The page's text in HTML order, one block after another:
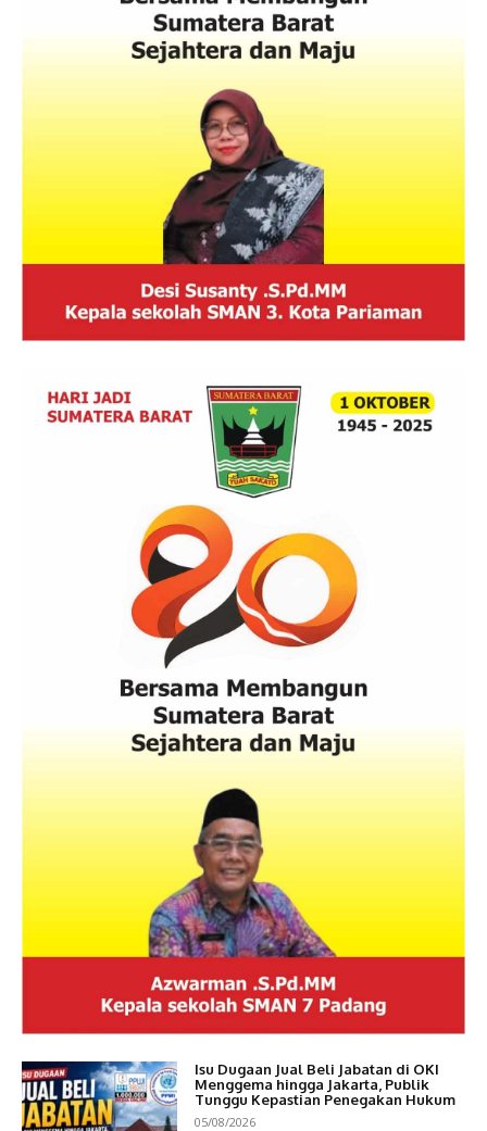
Isu Dugaan Jual Beli Jabatan di OKI
Menggema hingga Jakarta, Publik
Tunggu Kepastian Penegakan Hukum
05/08/2026